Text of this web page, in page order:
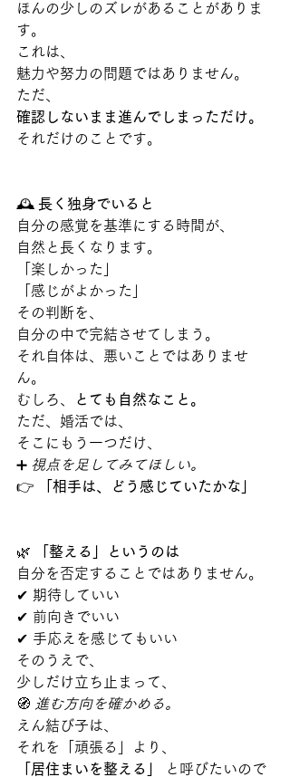
ほんの少しのズレがあることがありま
す。
これは、
魅力や努力の問題ではありません。
ただ、
確認しないまま進んでしまっただけ。
それだけのことです。
🕰️ 長く独身でいると
自分の感覚を基準にする時間が、
自然と長くなります。
「楽しかった」
「感じがよかった」
その判断を、
自分の中で完結させてしまう。
それ自体は、悪いことではありませ
ん。
むしろ、
とても自然なこと。
ただ、婚活では、
そこにもう一つだけ、
➕ 視点を足してみてほしい。
👉
「相手は、どう感じていたかな」
🌿
「整える」というのは
自分を否定することではありません。
✔ 期待していい
✔ 前向きでいい
✔ 手応えを感じてもいい
そのうえで、
少しだけ立ち止まって、
🧭 進む方向を確かめる。
えん結び子は、
それを「頑張る」より、
「居住まいを整える」
と呼びたいので